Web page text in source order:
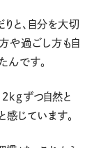
と、自分を大切
や過ごし方も自
んです。
kgずつ自然と
感じています。